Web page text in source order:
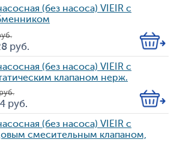
(без насоса) VIEIR с
руб.
Кол-
во
(без насоса) VIEIR с
клапаном нерж.
руб.
Кол-
во
(без насоса) VIEIR с
смесительным клапаном,